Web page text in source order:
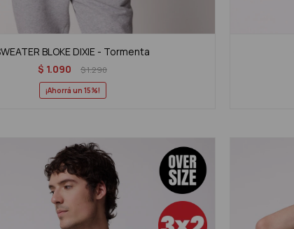
BLOKE DIXIE - Tormenta
$ 1.090 $1.290
15